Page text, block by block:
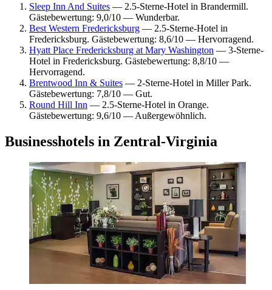
Sleep Inn And Suites — 2.5-Sterne-Hotel in Brandermill.
Gästebewertung: 9,0/10 — Wunderbar.
Best Western Fredericksburg — 2.5-Sterne-Hotel in
Fredericksburg. Gästebewertung: 8,6/10 — Hervorragend.
Hyatt Place Fredericksburg at Mary Washington — 3-Sterne-
Hotel in Fredericksburg. Gästebewertung: 8,8/10 —
Hervorragend.
Brentwood Inn & Suites — 2-Sterne-Hotel in Miller Park.
Gästebewertung: 7,8/10 — Gut.
Round Hill Inn — 2.5-Sterne-Hotel in Orange.
Gästebewertung: 9,6/10 — Außergewöhnlich.
Businesshotels in Zentral-Virginia